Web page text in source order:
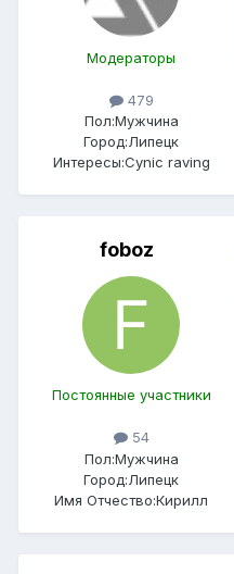
Модераторы
479
Пол:Мужчина
Город:Липецк
Интересы:Cynic raving
foboz
Постоянные участники
54
Пол:Мужчина
Город:Липецк
Имя Отчество:Кирилл